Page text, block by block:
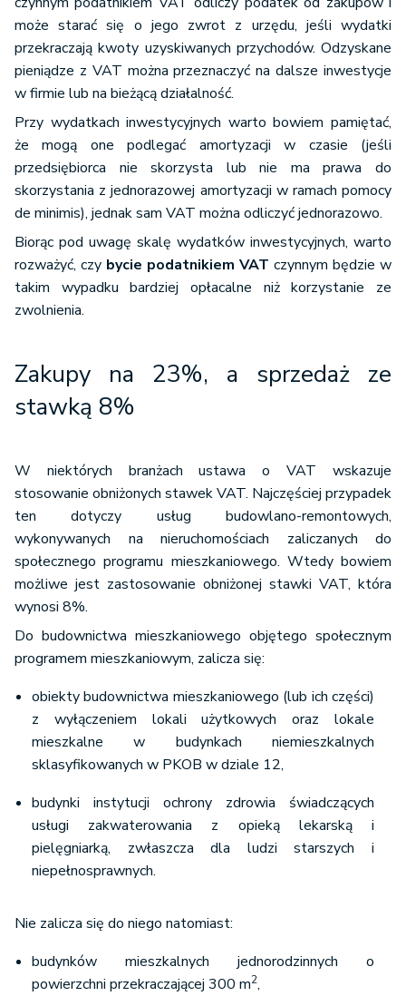
może starać się o jego zwrot z urzędu, jeśli wydatki
przekraczają kwoty uzyskiwanych przychodów. Odzyskane
pieniądze z VAT można przeznaczyć na dalsze inwestycje
w firmie lub na bieżącą działalność.
Przy wydatkach inwestycyjnych warto bowiem pamiętać,
że mogą one podlegać amortyzacji w czasie (jeśli
przedsiębiorca nie skorzysta lub nie ma prawa do
skorzystania z jednorazowej amortyzacji w ramach pomocy
de minimis), jednak sam VAT można odliczyć jednorazowo.
Biorąc pod uwagę skalę wydatków inwestycyjnych, warto
rozważyć, czy bycie podatnikiem VAT czynnym będzie w
takim wypadku bardziej opłacalne niż korzystanie ze
zwolnienia.
Zakupy na 23%, a sprzedaż ze
stawką 8%
W niektórych branżach ustawa o VAT wskazuje
stosowanie obniżonych stawek VAT. Najczęściej przypadek
ten dotyczy usług budowlano-remontowych,
wykonywanych na nieruchomościach zaliczanych do
społecznego programu mieszkaniowego. Wtedy bowiem
możliwe jest zastosowanie obniżonej stawki VAT, która
wynosi 8%.
Do budownictwa mieszkaniowego objętego społecznym
programem mieszkaniowym, zalicza się:
obiekty budownictwa mieszkaniowego (lub ich części)
z wyłączeniem lokali użytkowych oraz lokale
mieszkalne w budynkach niemieszkalnych
sklasyfikowanych w PKOB w dziale 12,
budynki instytucji ochrony zdrowia świadczących
usługi zakwaterowania z opieką lekarską i
pielęgniarką, zwłaszcza dla ludzi starszych i
niepełnosprawnych.
Nie zalicza się do niego natomiast:
budynków mieszkalnych jednorodzinnych o
powierzchni przekraczającej 300 m2,